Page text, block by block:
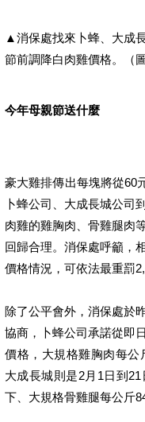
▲消保處找來卜蜂、大成
節前調降白肉雞價格。（
今年母親節送什麼
豪大雞排傳出每塊將從60
卜蜂公司、大成長城公司
肉雞的雞胸肉、骨雞腿肉
回歸合理。消保處呼籲，
價格情況，可依法最重罰
除了公平會外，消保處於
協商，卜蜂公司承諾從即
價格，大規格雞胸肉每公
大成長城則是2月1日到
下、大規格骨雞腿每公斤